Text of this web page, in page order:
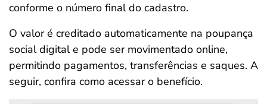
conforme o número final do cadastro.
O valor é creditado automaticamente na poupança
social digital e pode ser movimentado online,
permitindo pagamentos, transferências e saques. A
seguir, confira como acessar o benefício.